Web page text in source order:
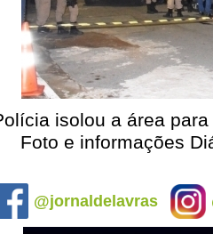
isolou a área
Foto e informações
@jornaldelavras